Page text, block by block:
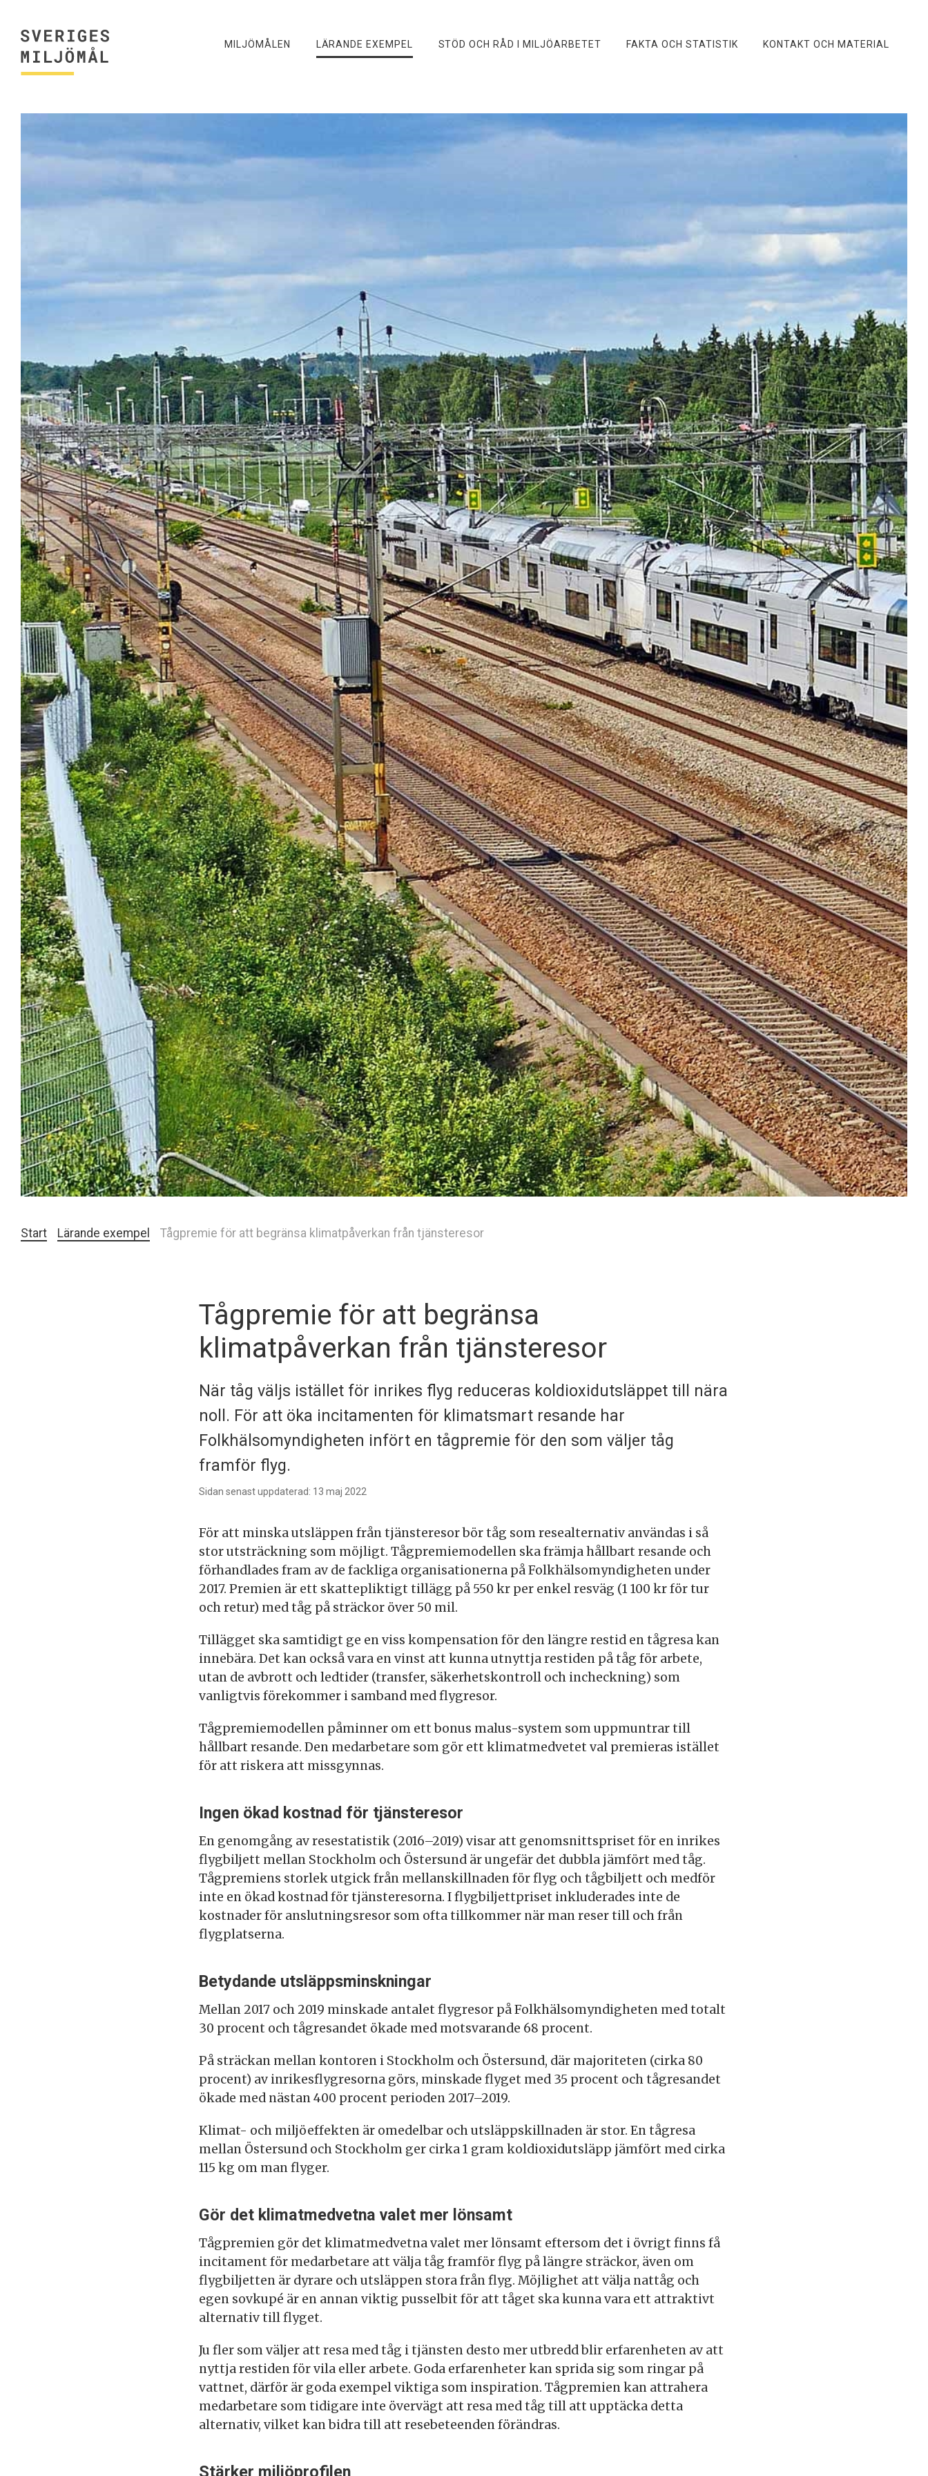
MILJÖMÅLEN LÄRANDE EXEMPEL STÖD OCH RÅD I MILJÖARBETET FAKTA OCH STATISTIK KONTAKT OCH MATERIAL
Start Lärande exempel Tågpremie för att begränsa klimatpåverkan från tjänsteresor
Tågpremie för att begränsa
klimatpåverkan från tjänsteresor
När tåg väljs istället för inrikes flyg reduceras koldioxidutsläppet till nära
noll. För att öka incitamenten för klimatsmart resande har
Folkhälsomyndigheten infört en tågpremie för den som väljer tåg
framför flyg.
Sidan senast uppdaterad: 13 maj 2022
För att minska utsläppen från tjänsteresor bör tåg som resealternativ användas i så
stor utsträckning som möjligt. Tågpremiemodellen ska främja hållbart resande och
förhandlades fram av de fackliga organisationerna på Folkhälsomyndigheten under
2017. Premien är ett skattepliktigt tillägg på 550 kr per enkel resväg (1 100 kr för tur
och retur) med tåg på sträckor över 50 mil.
Tillägget ska samtidigt ge en viss kompensation för den längre restid en tågresa kan
innebära. Det kan också vara en vinst att kunna utnyttja restiden på tåg för arbete,
utan de avbrott och ledtider (transfer, säkerhetskontroll och incheckning) som
vanligtvis förekommer i samband med flygresor.
Tågpremiemodellen påminner om ett bonus malus-system som uppmuntrar till
hållbart resande. Den medarbetare som gör ett klimatmedvetet val premieras istället
för att riskera att missgynnas.
Ingen ökad kostnad för tjänsteresor
En genomgång av resestatistik (2016–2019) visar att genomsnittspriset för en inrikes
flygbiljett mellan Stockholm och Östersund är ungefär det dubbla jämfört med tåg.
Tågpremiens storlek utgick från mellanskillnaden för flyg och tågbiljett och medför
inte en ökad kostnad för tjänsteresorna. I flygbiljettpriset inkluderades inte de
kostnader för anslutningsresor som ofta tillkommer när man reser till och från
flygplatserna.
Betydande utsläppsminskningar
Mellan 2017 och 2019 minskade antalet flygresor på Folkhälsomyndigheten med totalt
30 procent och tågresandet ökade med motsvarande 68 procent.
På sträckan mellan kontoren i Stockholm och Östersund, där majoriteten (cirka 80
procent) av inrikesflygresorna görs, minskade flyget med 35 procent och tågresandet
ökade med nästan 400 procent perioden 2017–2019.
Klimat- och miljöeffekten är omedelbar och utsläppskillnaden är stor. En tågresa
mellan Östersund och Stockholm ger cirka 1 gram koldioxidutsläpp jämfört med cirka
115 kg om man flyger.
Gör det klimatmedvetna valet mer lönsamt
Tågpremien gör det klimatmedvetna valet mer lönsamt eftersom det i övrigt finns få
incitament för medarbetare att välja tåg framför flyg på längre sträckor, även om
flygbiljetten är dyrare och utsläppen stora från flyg. Möjlighet att välja nattåg och
egen sovkupé är en annan viktig pusselbit för att tåget ska kunna vara ett attraktivt
alternativ till flyget.
Ju fler som väljer att resa med tåg i tjänsten desto mer utbredd blir erfarenheten av att
nyttja restiden för vila eller arbete. Goda erfarenheter kan sprida sig som ringar på
vattnet, därför är goda exempel viktiga som inspiration. Tågpremien kan attrahera
medarbetare som tidigare inte övervägt att resa med tåg till att upptäcka detta
alternativ, vilket kan bidra till att resebeteenden förändras.
Stärker miljöprofilen